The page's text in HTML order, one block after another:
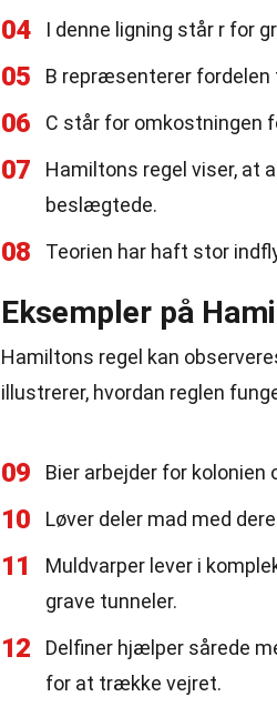
04 I denne ligning står r for
05 B repræsenterer fordelen
06 C står for omkostningen
07
Hamiltons regel viser, at
beslægtede.
08 Teorien har haft stor
Eksempler på
Hamiltons regel kan
illustrerer, hvordan reglen
09 Bier arbejder for
10 Løver deler mad med
11
Muldvarper lever i
grave tunneler.
12
Delfiner hjælper sårede
for at trække vejret.